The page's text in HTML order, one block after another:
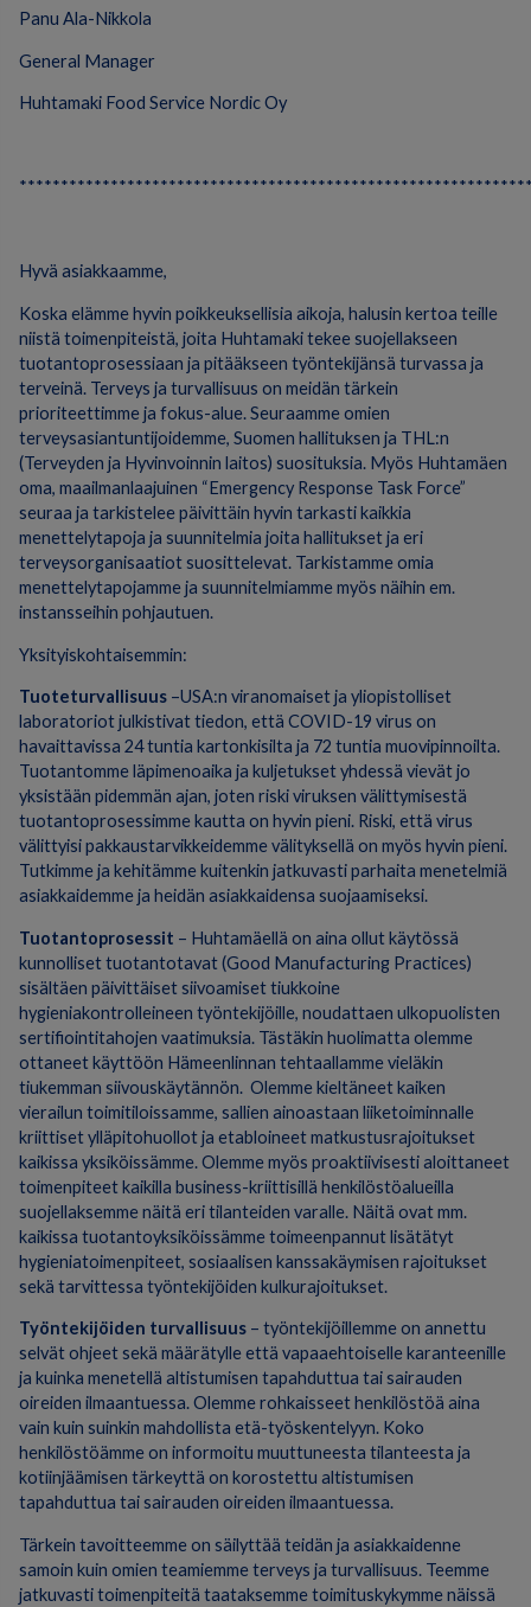
Panu Ala-Nikkola
General Manager
Huhtamaki Food Service Nordic Oy
Hyvä asiakkaamme,
Koska elämme hyvin poikkeuksellisia aikoja, halusin kertoa teille
niistä toimenpiteistä, joita Huhtamaki tekee suojellakseen
tuotantoprosessiaan ja pitääkseen työntekijänsä turvassa ja
terveinä. Terveys ja turvallisuus on meidän tärkein
prioriteettimme ja fokus-alue. Seuraamme omien
terveysasiantuntijoidemme, Suomen hallituksen ja THL:n
(Terveyden ja Hyvinvoinnin laitos) suosituksia. Myös Huhtamäen
oma, maailmanlaajuinen “Emergency Response Task Force”
seuraa ja tarkistelee päivittäin hyvin tarkasti kaikkia
menettelytapoja ja suunnitelmia joita hallitukset ja eri
terveysorganisaatiot suosittelevat. Tarkistamme omia
menettelytapojamme ja suunnitelmiamme myös näihin em.
instansseihin pohjautuen.
Yksityiskohtaisemmin:
Tuoteturvallisuus –USA:n viranomaiset ja yliopistolliset
laboratoriot julkistivat tiedon, että COVID-19 virus on
havaittavissa 24 tuntia kartonkisilta ja 72 tuntia muovipinnoilta.
Tuotantomme läpimenoaika ja kuljetukset yhdessä vievät jo
yksistään pidemmän ajan, joten riski viruksen välittymisestä
tuotantoprosessimme kautta on hyvin pieni. Riski, että virus
välittyisi pakkaustarvikkeidemme välityksellä on myös hyvin pieni.
Tutkimme ja kehitämme kuitenkin jatkuvasti parhaita menetelmiä
asiakkaidemme ja heidän asiakkaidensa suojaamiseksi.
Tuotantoprosessit – Huhtamäellä on aina ollut käytössä
kunnolliset tuotantotavat (Good Manufacturing Practices)
sisältäen päivittäiset siivoamiset tiukkoine
hygieniakontrolleineen työntekijöille, noudattaen ulkopuolisten
sertifiointitahojen vaatimuksia. Tästäkin huolimatta olemme
ottaneet käyttöön Hämeenlinnan tehtaallamme vieläkin
tiukemman siivouskäytännön. Olemme kieltäneet kaiken
vierailun toimitiloissamme, sallien ainoastaan liiketoiminnalle
kriittiset ylläpitohuollot ja etabloineet matkustusrajoitukset
kaikissa yksiköissämme. Olemme myös proaktiivisesti aloittaneet
toimenpiteet kaikilla business-kriittisillä henkilöstöalueilla
suojellaksemme näitä eri tilanteiden varalle. Näitä ovat mm.
kaikissa tuotantoyksiköissämme toimeenpannut lisätätyt
hygieniatoimenpiteet, sosiaalisen kanssakäymisen rajoitukset
sekä tarvittessa työntekijöiden kulkurajoitukset.
Työntekijöiden turvallisuus – työntekijöillemme on annettu
selvät ohjeet sekä määrätylle että vapaaehtoiselle karanteenille
ja kuinka menetellä altistumisen tapahduttua tai sairauden
oireiden ilmaantuessa. Olemme rohkaisseet henkilöstöä aina
vain kuin suinkin mahdollista etä-työskentelyyn. Koko
henkilöstöämme on informoitu muuttuneesta tilanteesta ja
kotiinjäämisen tärkeyttä on korostettu altistumisen
tapahduttua tai sairauden oireiden ilmaantuessa.
Tärkein tavoitteemme on säilyttää teidän ja asiakkaidenne
samoin kuin omien teamiemme terveys ja turvallisuus. Teemme
jatkuvasti toimenpiteitä taataksemme toimituskykymme näissä